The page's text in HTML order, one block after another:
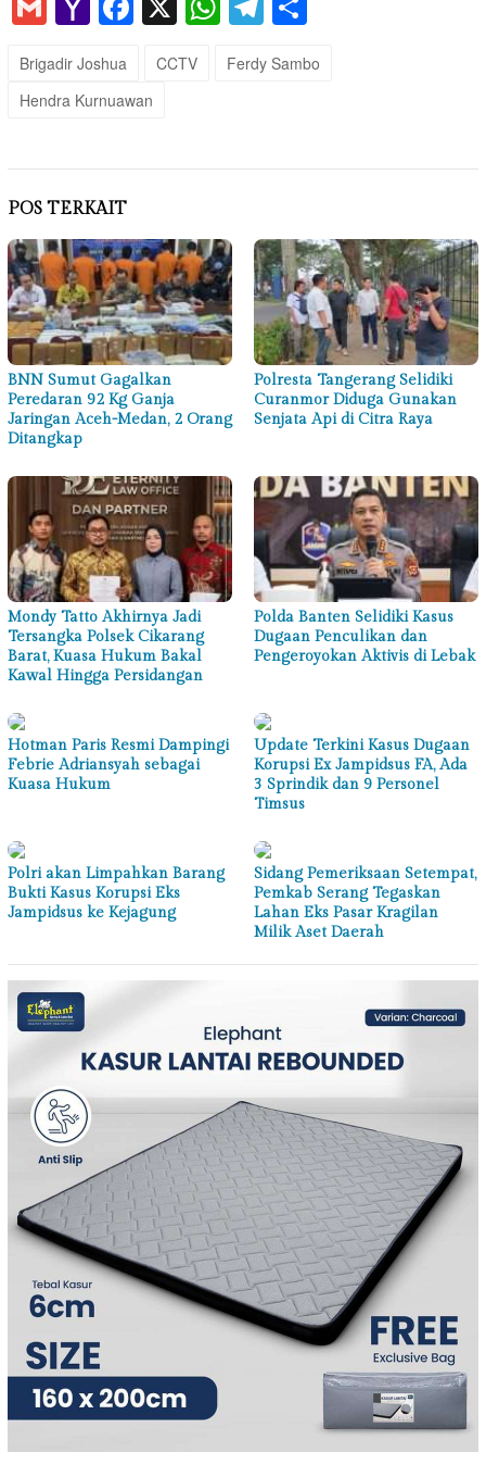
Mail
Brigadir Joshua CCTV
Ferdy Sambo
Hendra Kurnuawan
POS TERKAIT
BNN Sumut Gagalkan
Peredaran 92 Kg Ganja
Jaringan Aceh-Medan, 2 Orang
Ditangkap
Polresta Tangerang Selidiki
Curanmor Diduga Gunakan
Senjata Api di Citra Raya
Mondy Tatto Akhirnya Jadi
Tersangka Polsek Cikarang
Barat, Kuasa Hukum Bakal
Kawal Hingga Persidangan
Polda Banten Selidiki Kasus
Dugaan Penculikan dan
Pengeroyokan Aktivis di Lebak
Hotman Paris Resmi Dampingi
Febrie Adriansyah sebagai
Kuasa Hukum
Update Terkini Kasus Dugaan
Korupsi Ex Jampidsus FA, Ada
3 Sprindik dan 9 Personel
Timsus
Polri akan Limpahkan Barang
Bukti Kasus Korupsi Eks
Jampidsus ke Kejagung
Sidang Pemeriksaan Setempat,
Pemkab Serang Tegaskan
Lahan Eks Pasar Kragilan
Milik Aset Daerah